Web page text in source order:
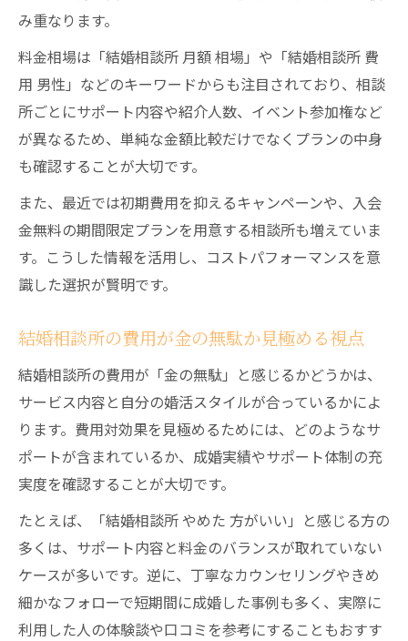
女性にとって結婚相談所費用の真実とは
結婚相談所の費用女性が抱えやすい不安
結婚相談所の料金比較で女性が得する選び
方
結婚相談所の費用と婚活成功の関係を解説
結婚相談所の金の無駄と感じる理由とは
結婚相談所の初回費用で損しない方法
男女差や内訳もわかる費用の最新事情
結婚相談所の費用男女差の最新動向を解説
う
較
結婚相談所の費用が金の無駄にならない秘
訣
結婚相談所のやめた方がいいパターンとは
み重なります。
料金相場は「結婚相談所 月額 相場」や「結婚相談所 費
用 男性」などのキーワードからも注目されており、相談
所ごとにサポート内容や紹介人数、イベント参加権など
が異なるため、単純な金額比較だけでなくプランの中身
も確認することが大切です。
また、最近では初期費用を抑えるキャンペーンや、入会
金無料の期間限定プランを用意する相談所も増えていま
す。こうした情報を活用し、コストパフォーマンスを意
識した選択が賢明です。
結婚相談所の費用が金の無駄か見極める視点
結婚相談所の費用が「金の無駄」と感じるかどうかは、
サービス内容と自分の婚活スタイルが合っているかによ
ります。費用対効果を見極めるためには、どのようなサ
ポートが含まれているか、成婚実績やサポート体制の充
実度を確認することが大切です。
たとえば、「結婚相談所 やめた 方がいい」と感じる方の
多くは、サポート内容と料金のバランスが取れていない
ケースが多いです。逆に、丁寧なカウンセリングやきめ
細かなフォローで短期間に成婚した事例も多く、実際に
利用した人の体験談や口コミを参考にすることもおすす